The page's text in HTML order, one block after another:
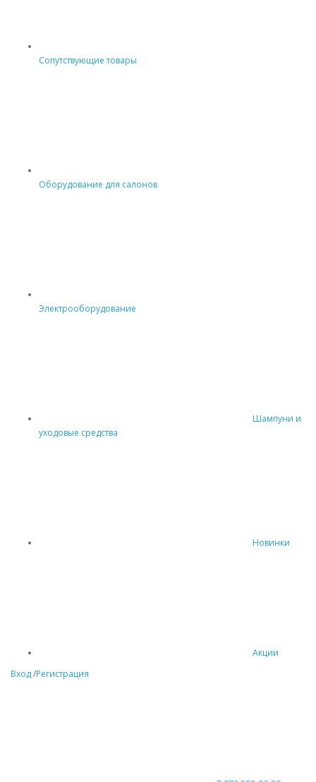
Сопутствующие товары
Оборудование для салонов
Электрооборудование
Шампуни и
уходовые средства
Новинки
Акции
Вход/Регистрация